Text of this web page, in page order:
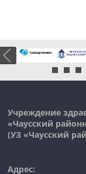
Учреждение
«Чаусский
(УЗ «Чаусский
Адрес: